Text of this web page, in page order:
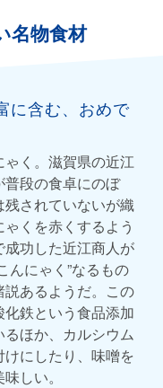
名物食材
に含む、おめで
く。滋賀県の近江
段の食卓にのぼ
されていないが織
くを赤くするよう
功した近江商人が
んにゃく”なるもの
あるようだ。この
鉄という食品添加
ほか、カルシウム
にしたり、味噌を
しい。